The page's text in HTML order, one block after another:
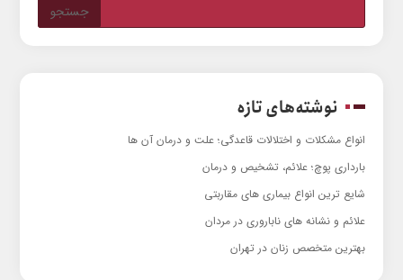
نوشته‌های تازه
انواع مشکلات و اختلالات قاعدگی؛ علت و درمان آن ها
بارداری پوچ؛ علائم، تشخیص و درمان
شایع ترین انواع بیماری های مقاربتی
علائم و نشانه های ناباروری در مردان
بهترین متخصص زنان در تهران